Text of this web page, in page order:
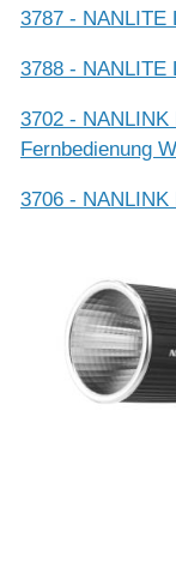
3787 - NANLITE
3788 - NANLITE
3702 -
Fernbedienung
3706 -